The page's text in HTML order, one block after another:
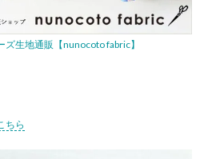
ズ生地通販【nunocoto fabric】
ちら